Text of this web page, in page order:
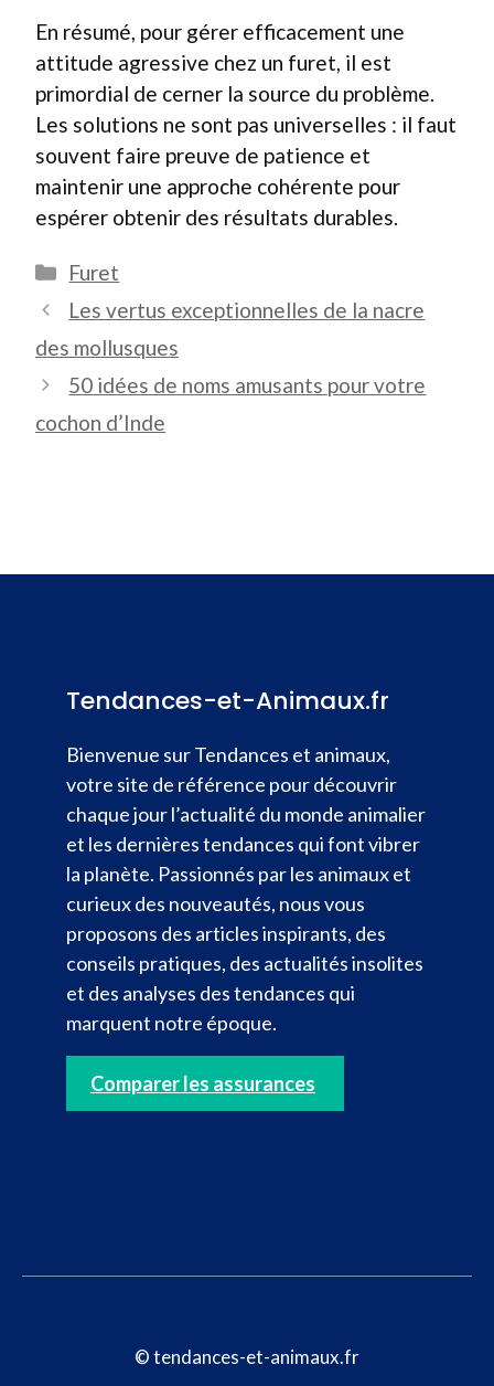
En résumé, pour gérer efficacement une
attitude agressive chez un furet, il est
primordial de cerner la source du problème.
Les solutions ne sont pas universelles : il faut
souvent faire preuve de patience et
maintenir une approche cohérente pour
espérer obtenir des résultats durables.
Catégories
Furet
Les vertus exceptionnelles de la nacre
des mollusques
50 idées de noms amusants pour votre
cochon d’Inde
Tendances-et-Animaux.fr
Bienvenue sur Tendances et animaux,
votre site de référence pour découvrir
chaque jour l’actualité du monde animalier
et les dernières tendances qui font vibrer
la planète. Passionnés par les animaux et
curieux des nouveautés, nous vous
proposons des articles inspirants, des
conseils pratiques, des actualités insolites
et des analyses des tendances qui
marquent notre époque.
Comparer les assurances
© tendances-et-animaux.fr